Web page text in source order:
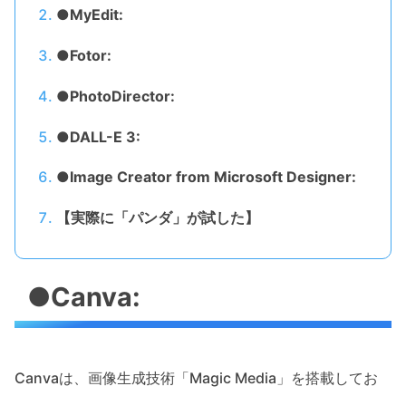
●MyEdit:
●Fotor:
●PhotoDirector:
●DALL-E 3:
●Image Creator from Microsoft Designer:
【実際に「パンダ」が試した】
●Canva:
Canvaは、画像生成技術「Magic Media」を搭載してお